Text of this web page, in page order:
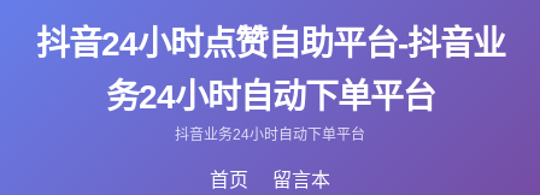
抖音24小时点赞自助平台-抖音业
务24小时自动下单平台
抖音业务24小时自动下单平台
首页 留言本